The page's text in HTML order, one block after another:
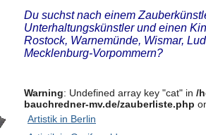
Du suchst nach einem
Unterhaltungskünstler und einen
Rostock, Warnemünde, Wismar,
Mecklenburg-Vorpommern?
Warning: Undefined array key "cat" in /
bauchredner-mv.de/zauberliste.php
Artistik in Berlin